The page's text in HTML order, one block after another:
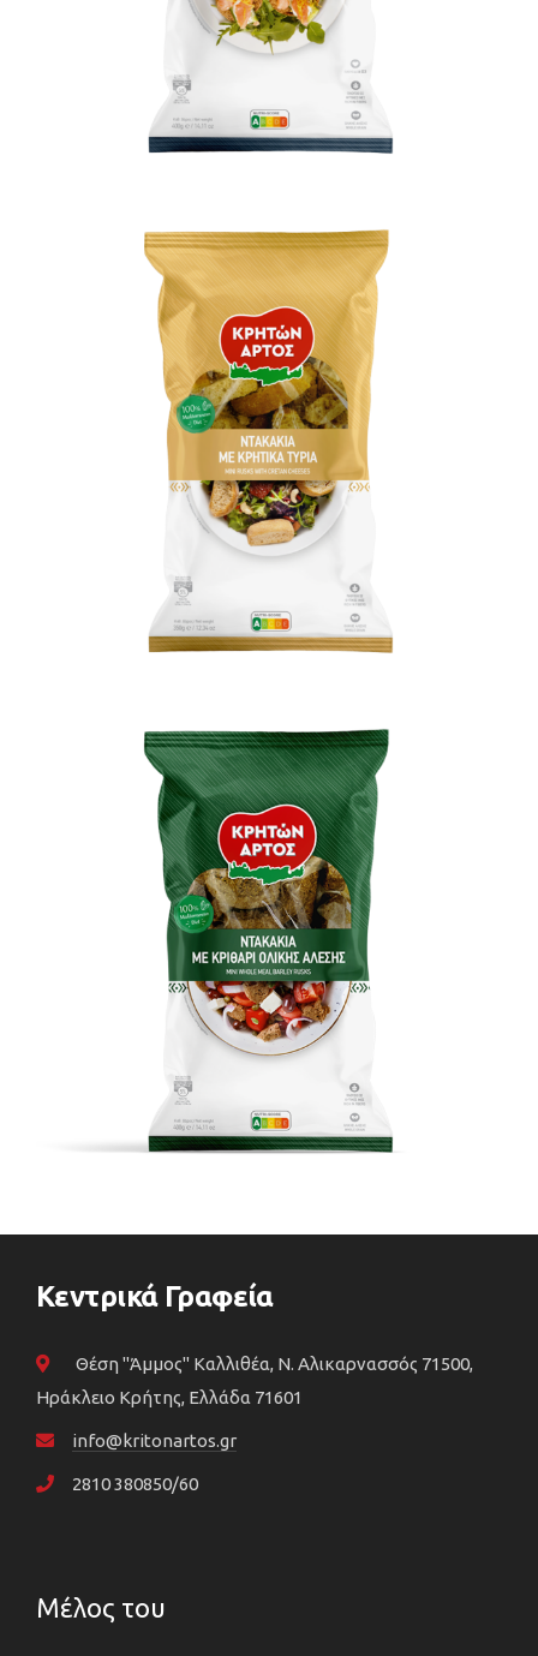
Κεντρικά Γραφεία
Θέση "Άμμος" Καλλιθέα, N. Αλικαρνασσός 71500,
Ηράκλειο Κρήτης, Ελλάδα 71601
info@kritonartos.gr
2810 380850/60
Μέλος του